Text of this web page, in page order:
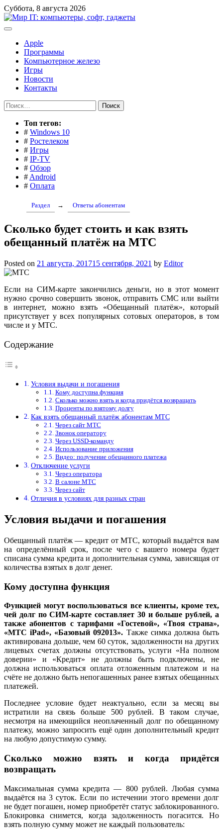
Перейти
к
содержимому
Суббота, 8 августа 2026
Apple
Программы
Компьютерное железо
Игры
Новости
Контакты
Найти:
Toп тегов:
# Windows 10
# Ростелеком
# Игры
# IP-TV
# Обзор
# Android
# Оплата
Раздел → Ответы абонентам
Сколько будет стоить и как взять
обещанный платёж на МТС
Posted on 21 августа, 201715 сентября, 2021 by Editor
Если на СИМ-карте закончились деньги, но в этот момент
нужно срочно совершить звонок, отправить СМС или выйти
в интернет, можно взять «Обещанный платёж», который
присутствует у всех популярных сотовых операторов, в том
числе и у МТС.
Содержание
Условия выдачи и погашения
Кому доступна функция
Сколько можно взять и когда придётся возвращать
Проценты по взятому долгу
Как взять обещанный платёж абонентам МТС
Через сайт МТС
Звонок оператору
Через USSD-команду
Использование приложения
Видео: получение обещанного платежа
Отключение услуги
Через оператора
В салоне МТС
Через сайт
Отличия в условиях для разных стран
Условия выдачи и погашения
Обещанный платёж — кредит от МТС, который выдаётся вам
на определённый срок, после чего с вашего номера будет
списана сумма кредита и дополнительная сумма, зависящая от
количества взятых в долг денег.
Кому доступна функция
Функцией могут воспользоваться все клиенты, кроме тех,
чей долг по СИМ-карте составляет 30 и больше рублей, а
также абонентов с тарифами «Гостевой», «Твоя страна»,
«МТС iPad», «Базовый 092013». Также симка должна быть
активирована дольше, чем 60 суток, задолженности на других
лицевых счетах должны отсутствовать, услуги «На полном
доверии» и «Кредит» не должны быть подключены, не
должна использоваться оплата отложенным платежом и на
счёте не должно быть непогашенных ранее взятых обещанных
платежей.
Последнее условие будет неактуально, если за месяц вы
истратили на связь больше 500 рублей. В таком случае,
несмотря на имеющийся неоплаченный долг по обещанному
платежу, можно запросить ещё один дополнительный кредит
на любую допустимую сумму.
Сколько можно взять и когда придётся
возвращать
Максимальная сумма кредита — 800 рублей. Любая сумма
выдаётся на 3 суток. Если по истечении этого времени долг
не будет погашен, номер приобретёт статус заблокированного.
Блокировка снимется, когда задолженность погасится. Но
взять полную сумму может не каждый пользователь: